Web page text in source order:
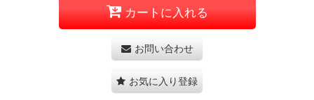
カートに入れる
お問い合わせ
お気に入り登録